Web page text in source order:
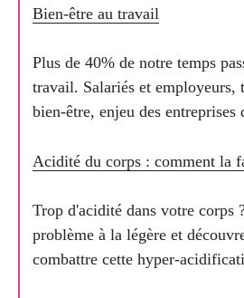
Bien-être au travail
Plus de 40% de notre temps
travail. Salariés et employeurs,
bien-être, enjeu des entreprises
Acidité du corps : comment la
Trop d'acidité dans votre corps
problème à la légère et
combattre cette hyper-